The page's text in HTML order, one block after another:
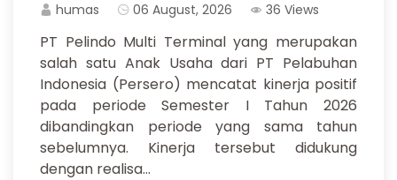
humas 06 August, 2026 36 Views
PT Pelindo Multi Terminal yang merupakan
salah satu Anak Usaha dari PT Pelabuhan
Indonesia (Persero) mencatat kinerja positif
pada periode Semester I Tahun 2026
dibandingkan periode yang sama tahun
sebelumnya. Kinerja tersebut didukung
dengan realisa...